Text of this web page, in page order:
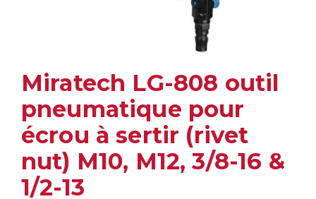
Miratech LG-808 outil
pneumatique pour
écrou à sertir (rivet
nut) M10, M12, 3/8-16 &
1/2-13